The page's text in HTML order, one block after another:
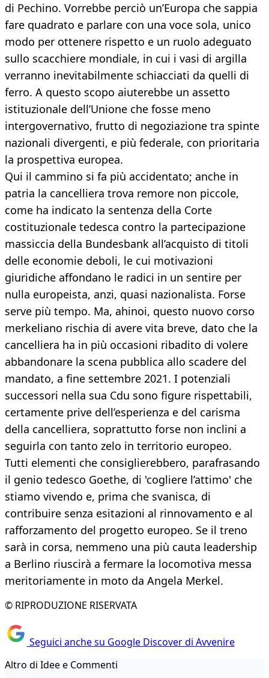
di Pechino. Vorrebbe perciò un’Europa che sappia
fare quadrato e parlare con una voce sola, unico
modo per ottenere rispetto e un ruolo adeguato
sullo scacchiere mondiale, in cui i vasi di argilla
verranno inevitabilmente schiacciati da quelli di
ferro. A questo scopo aiuterebbe un assetto
istituzionale dell’Unione che fosse meno
intergovernativo, frutto di negoziazione tra spinte
nazionali divergenti, e più federale, con prioritaria
la prospettiva europea.
Qui il cammino si fa più accidentato; anche in
patria la cancelliera trova remore non piccole,
come ha indicato la sentenza della Corte
costituzionale tedesca contro la partecipazione
massiccia della Bundesbank all’acquisto di titoli
delle economie deboli, le cui motivazioni
giuridiche affondano le radici in un sentire per
nulla europeista, anzi, quasi nazionalista. Forse
serve più tempo. Ma, ahinoi, questo nuovo corso
merkeliano rischia di avere vita breve, dato che la
cancelliera ha in più occasioni ribadito di volere
abbandonare la scena pubblica allo scadere del
mandato, a fine settembre 2021. I potenziali
successori nella sua Cdu sono figure rispettabili,
certamente prive dell’esperienza e del carisma
della cancelliera, soprattutto forse non inclini a
seguirla con tanto zelo in territorio europeo.
Tutti elementi che consiglierebbero, parafrasando
il genio tedesco Goethe, di 'cogliere l’attimo' che
stiamo vivendo e, prima che svanisca, di
contribuire senza esitazioni al rinnovamento e al
rafforzamento del progetto europeo. Se il treno
sarà in corsa, nemmeno una più cauta leadership
a Berlino riuscirà a fermare la locomotiva messa
meritoriamente in moto da Angela Merkel.
© RIPRODUZIONE RISERVATA
Seguici anche su Google Discover di Avvenire
Altro di Idee e Commenti